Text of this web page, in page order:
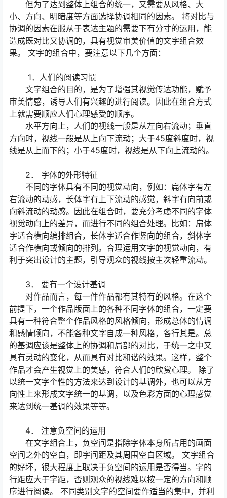
但为了达到整体上组合的统一，又需要从风格、大
小、方向、明暗度等方面选择协调相同的因素。 将对比与
协调的因素在服从于表达主题的需要下有分寸的运用，能
造成既对比又协调的，具有视觉审美价值的文字组合效
果。 文字的组合中，要注意以下几个方面：
1．人们的阅读习惯
文字组合的目的，是为了增强其视觉传达功能，赋予
审美情感，诱导人们有兴趣的进行阅读。因此在组合方式
上就需要顺应人们心理感受的顺序。
水平方向上，人们的视线一般是从左向右流动；垂直
方向时，视线一般是从上向下流动；大于45度斜度时，视
线是从上而下的；小于45度时，视线是从下向上流动的。
2． 字体的外形特征
不同的字体具有不同的视觉动向，例如：扁体字有左
右流动的动感，长体字有上下流动的感觉，斜字有向前或
向斜流动的动感。因此在组合时，要充分考虑不同的字体
视觉动向上的差异，而进行不同的组合处理。比如：扁体
字适合横向编排组合，长体字适合作竖向的组合，斜体字
适合作横向或倾向的排列。合理运用文字的视觉动向，有
利于突出设计的主题，引导观众的视线按主次轻重流动。
3． 要有一个设计基调
对作品而言，每一件作品都有其特有的风格。在这个
前提下，一个作品版面上的各种不同字体的组合，一定要
具有一种符合整个作品风格的风格倾向，形成总体的情调
和感情倾向，不能各种文字自成一种风格，各行其是。总
的基调应该是整体上的协调和局部的对比，于统一之中又
具有灵动的变化，从而具有对比和谐的效果。这样，整个
作品才会产生视觉上的美感，符合人们的欣赏心理。 除了
以统一文字个性的方法来达到设计的基调外，也可以从方
向性上来形成文字统一的基调，以及色彩方面的心理感觉
来达到统一基调的效果等等。
4． 注意负空间的运用
在文字组合上，负空间是指除字体本身所占用的画面
空间之外的空白，即字间距及其周围空白区域。 文字组合
的好坏，很大程度上取决于负空间的运用是否得当。字的
行距应大于字距，否则观众的视线难以按一定的方向和顺
序进行阅读。 不同类别文字的空间要作适当的集中，并利